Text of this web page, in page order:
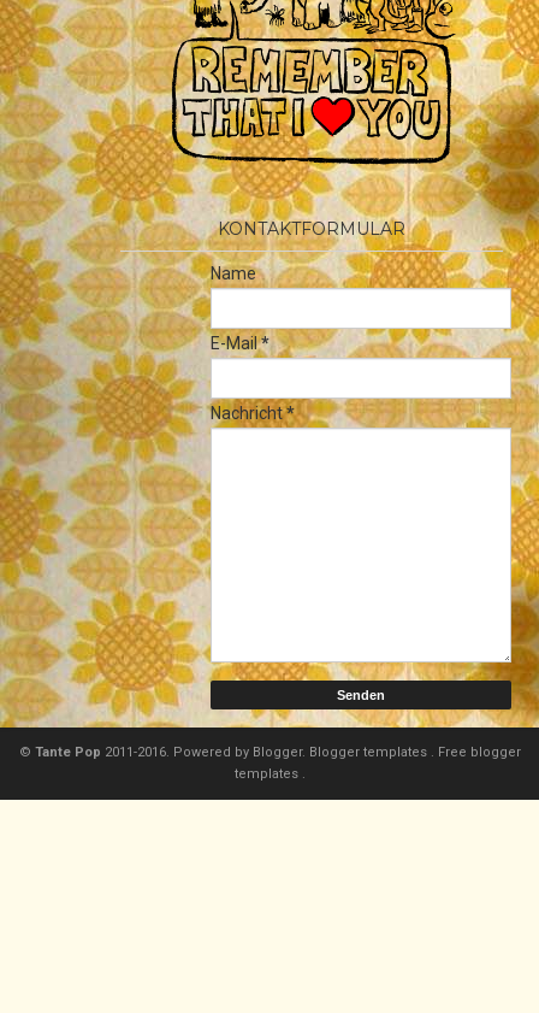
KONTAKTFORMULAR
Name
E-Mail*
Nachricht*
© Tante Pop 2011-2016. Powered by Blogger. Blogger templates . Free blogger
templates .